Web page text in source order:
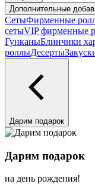
Дополнительные
СетыФирменные
сетыVIP фирменные
ГунканыБлинчики
роллыДесерты
Дарим подарок
Дарим подарок
на день рождения!